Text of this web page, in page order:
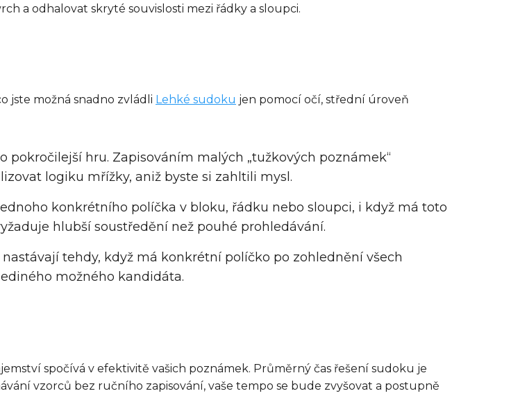
a odhalovat skryté souvislosti mezi řádky a sloupci.
jste možná snadno zvládli Lehké sudoku jen pomocí očí, střední úroveň
pokročilejší hru. Zapisováním malých „tužkových poznámek“
logiku mřížky, aniž byste si zahltili mysl.
konkrétního políčka v bloku, řádku nebo sloupci, i když má toto
hlubší soustředění než pouhé prohledávání.
nastávají tehdy, když má konkrétní políčko po zohlednění všech
možného kandidáta.
spočívá v efektivitě vašich poznámek. Průměrný čas řešení sudoku je
vzorců bez ručního zapisování, vaše tempo se bude zvyšovat a postupně